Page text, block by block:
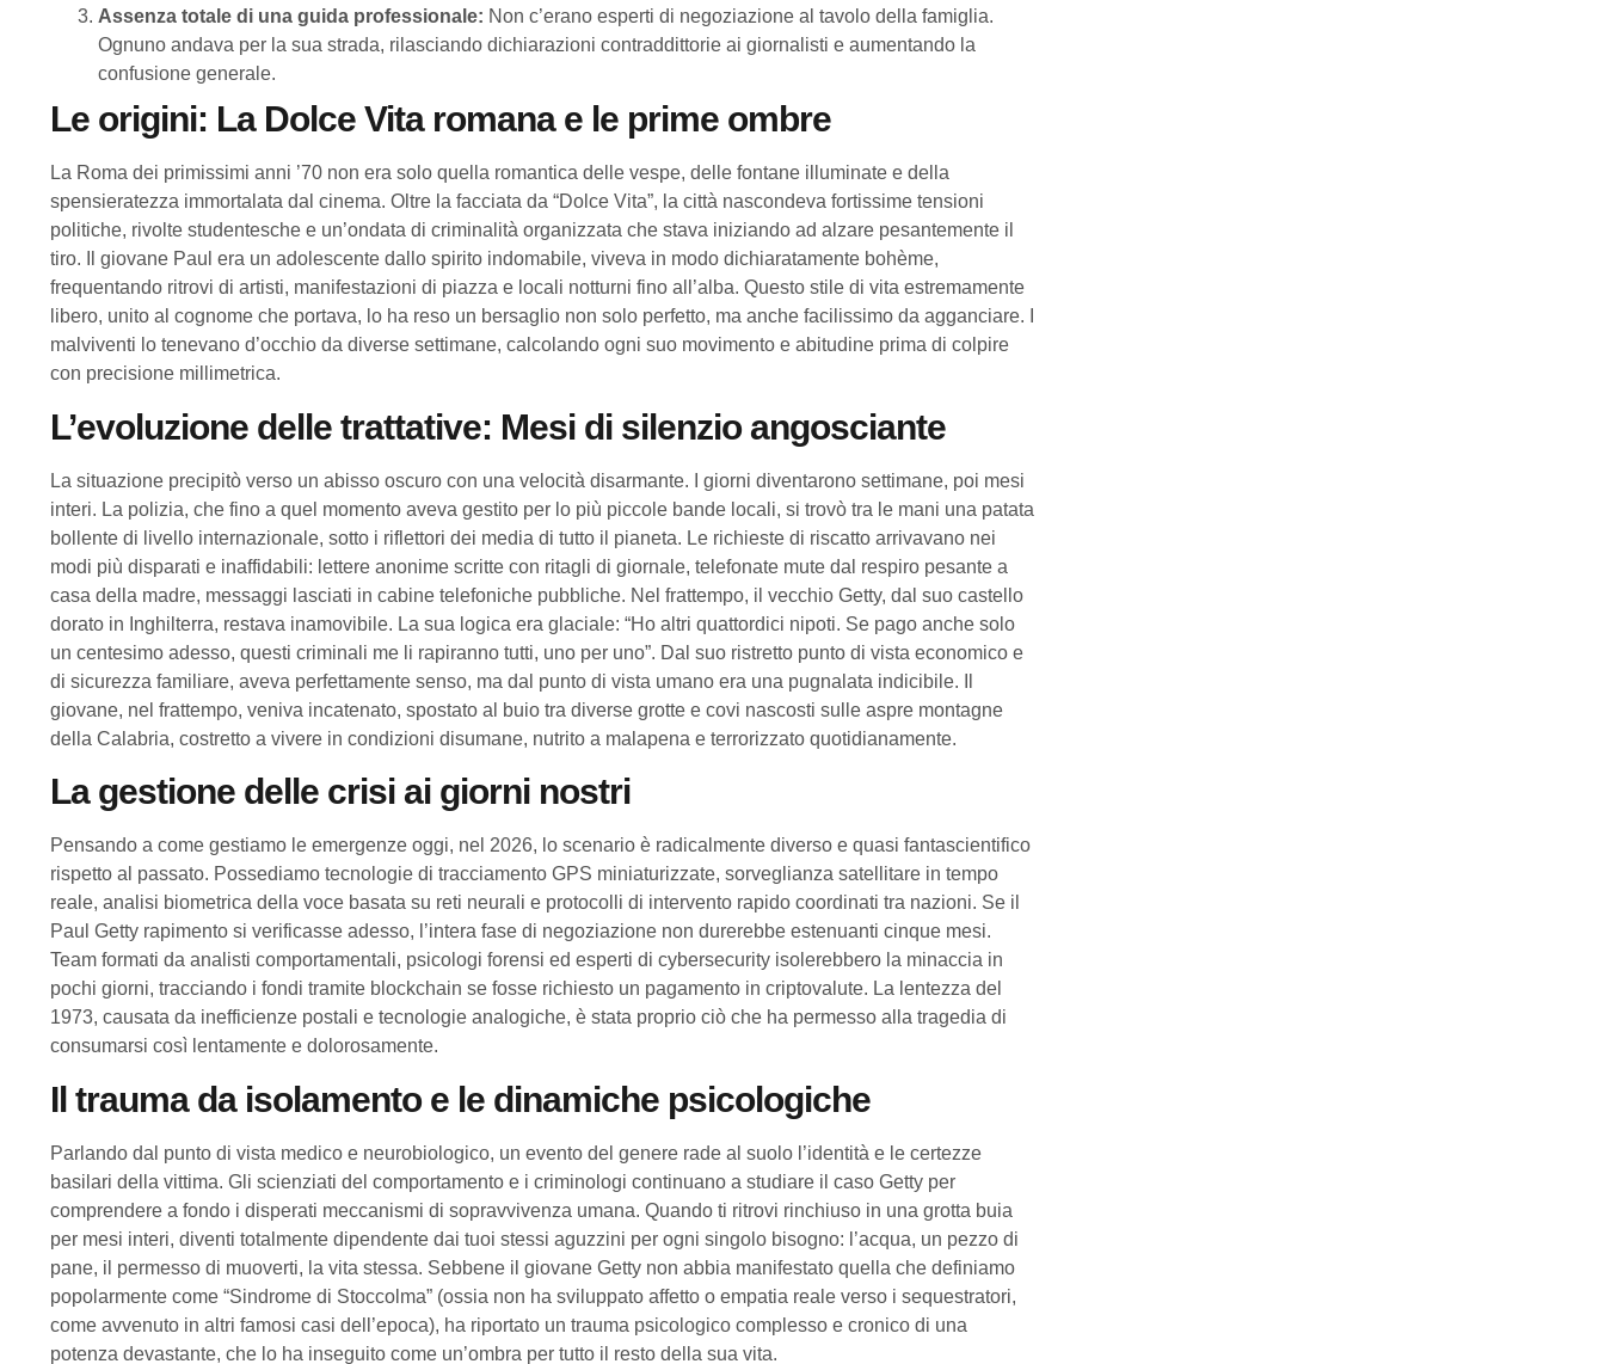
Assenza totale di una guida professionale: Non c’erano esperti di negoziazione al tavolo della famiglia.
Ognuno andava per la sua strada, rilasciando dichiarazioni contraddittorie ai giornalisti e aumentando la
confusione generale.
Le origini: La Dolce Vita romana e le prime ombre
La Roma dei primissimi anni ’70 non era solo quella romantica delle vespe, delle fontane illuminate e della
spensieratezza immortalata dal cinema. Oltre la facciata da “Dolce Vita”, la città nascondeva fortissime tensioni
politiche, rivolte studentesche e un’ondata di criminalità organizzata che stava iniziando ad alzare pesantemente il
tiro. Il giovane Paul era un adolescente dallo spirito indomabile, viveva in modo dichiaratamente bohème,
frequentando ritrovi di artisti, manifestazioni di piazza e locali notturni fino all’alba. Questo stile di vita estremamente
libero, unito al cognome che portava, lo ha reso un bersaglio non solo perfetto, ma anche facilissimo da agganciare. I
malviventi lo tenevano d’occhio da diverse settimane, calcolando ogni suo movimento e abitudine prima di colpire
con precisione millimetrica.
L’evoluzione delle trattative: Mesi di silenzio angosciante
La situazione precipitò verso un abisso oscuro con una velocità disarmante. I giorni diventarono settimane, poi mesi
interi. La polizia, che fino a quel momento aveva gestito per lo più piccole bande locali, si trovò tra le mani una patata
bollente di livello internazionale, sotto i riflettori dei media di tutto il pianeta. Le richieste di riscatto arrivavano nei
modi più disparati e inaffidabili: lettere anonime scritte con ritagli di giornale, telefonate mute dal respiro pesante a
casa della madre, messaggi lasciati in cabine telefoniche pubbliche. Nel frattempo, il vecchio Getty, dal suo castello
dorato in Inghilterra, restava inamovibile. La sua logica era glaciale: “Ho altri quattordici nipoti. Se pago anche solo
un centesimo adesso, questi criminali me li rapiranno tutti, uno per uno”. Dal suo ristretto punto di vista economico e
di sicurezza familiare, aveva perfettamente senso, ma dal punto di vista umano era una pugnalata indicibile. Il
giovane, nel frattempo, veniva incatenato, spostato al buio tra diverse grotte e covi nascosti sulle aspre montagne
della Calabria, costretto a vivere in condizioni disumane, nutrito a malapena e terrorizzato quotidianamente.
La gestione delle crisi ai giorni nostri
Pensando a come gestiamo le emergenze oggi, nel 2026, lo scenario è radicalmente diverso e quasi fantascientifico
rispetto al passato. Possediamo tecnologie di tracciamento GPS miniaturizzate, sorveglianza satellitare in tempo
reale, analisi biometrica della voce basata su reti neurali e protocolli di intervento rapido coordinati tra nazioni. Se il
Paul Getty rapimento si verificasse adesso, l’intera fase di negoziazione non durerebbe estenuanti cinque mesi.
Team formati da analisti comportamentali, psicologi forensi ed esperti di cybersecurity isolerebbero la minaccia in
pochi giorni, tracciando i fondi tramite blockchain se fosse richiesto un pagamento in criptovalute. La lentezza del
1973, causata da inefficienze postali e tecnologie analogiche, è stata proprio ciò che ha permesso alla tragedia di
consumarsi così lentamente e dolorosamente.
Il trauma da isolamento e le dinamiche psicologiche
Parlando dal punto di vista medico e neurobiologico, un evento del genere rade al suolo l’identità e le certezze
basilari della vittima. Gli scienziati del comportamento e i criminologi continuano a studiare il caso Getty per
comprendere a fondo i disperati meccanismi di sopravvivenza umana. Quando ti ritrovi rinchiuso in una grotta buia
per mesi interi, diventi totalmente dipendente dai tuoi stessi aguzzini per ogni singolo bisogno: l’acqua, un pezzo di
pane, il permesso di muoverti, la vita stessa. Sebbene il giovane Getty non abbia manifestato quella che definiamo
popolarmente come “Sindrome di Stoccolma” (ossia non ha sviluppato affetto o empatia reale verso i sequestratori,
come avvenuto in altri famosi casi dell’epoca), ha riportato un trauma psicologico complesso e cronico di una
potenza devastante, che lo ha inseguito come un’ombra per tutto il resto della sua vita.